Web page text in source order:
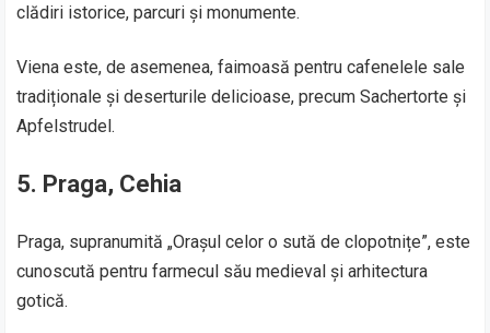
clădiri istorice, parcuri și monumente.
Viena este, de asemenea, faimoasă pentru cafenelele sale
tradiționale și deserturile delicioase, precum Sachertorte și
Apfelstrudel.
5. Praga, Cehia
Praga, supranumită „Orașul celor o sută de clopotnițe”, este
cunoscută pentru farmecul său medieval și arhitectura
gotică.